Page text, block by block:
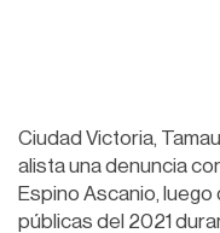
Ciudad Victoria,
alista una denuncia
Espino Ascanio,
públicas del 2021